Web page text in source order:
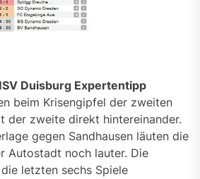
Duisburg Expertentipp
beim Krisengipfel der zweiten
der zweite direkt hintereinander.
gegen Sandhausen läuten die
Autostadt noch lauter. Die
letzten sechs Spiele